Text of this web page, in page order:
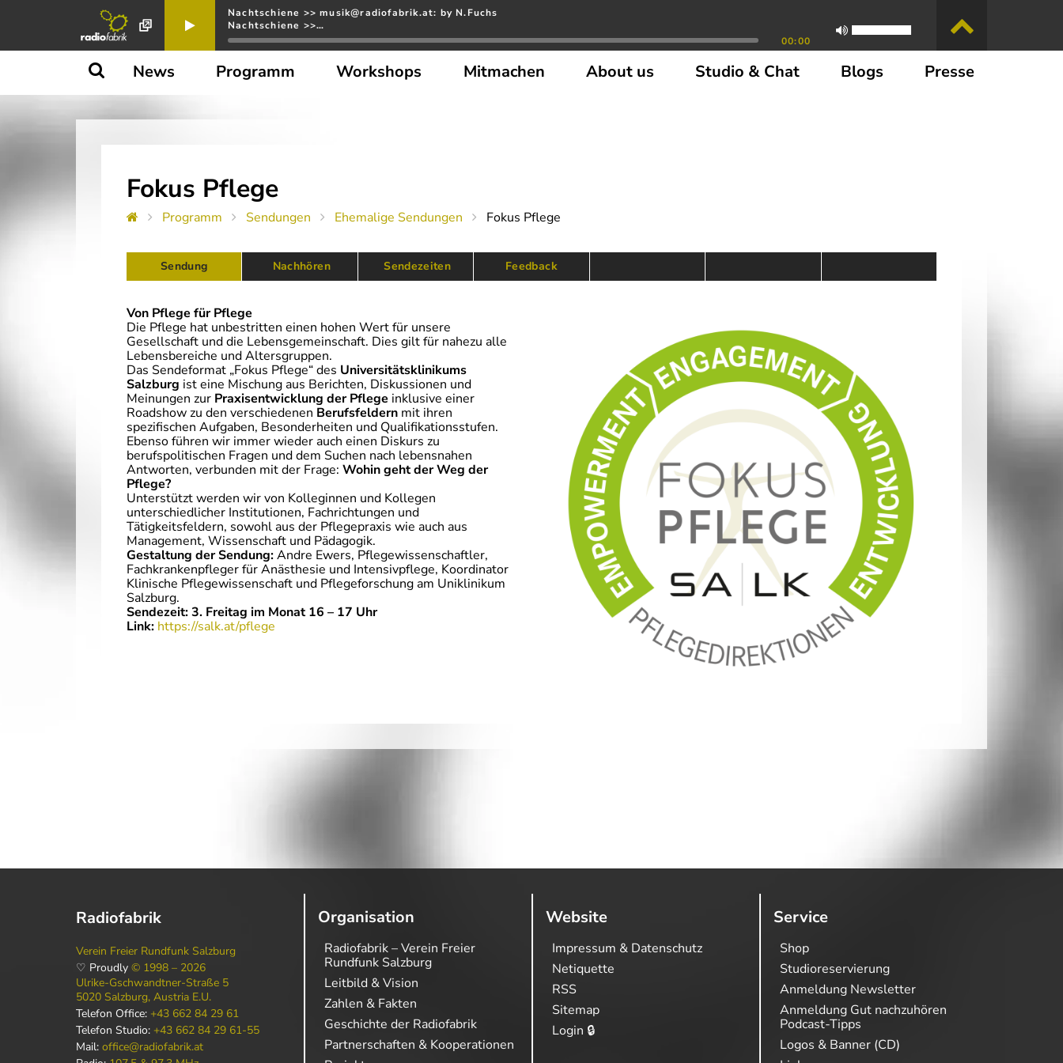
Nachtschiene >> musik@radiofabrik.at: by N.Fuchs
Nachtschiene >>…
00:00
News Programm Workshops Mitmachen About us Studio & Chat Blogs Presse
Fokus Pflege
Programm Sendungen Ehemalige Sendungen Fokus Pflege
Sendung Nachhören Sendezeiten Feedback
Von Pflege für Pflege
Die Pflege hat unbestritten einen hohen Wert für unsere
Gesellschaft und die Lebensgemeinschaft. Dies gilt für nahezu alle
Lebensbereiche und Altersgruppen.
Das Sendeformat „Fokus Pflege“ des Universitätsklinikums
Salzburg ist eine Mischung aus Berichten, Diskussionen und
Meinungen zur Praxisentwicklung der Pflege inklusive einer
Roadshow zu den verschiedenen Berufsfeldern mit ihren
spezifischen Aufgaben, Besonderheiten und Qualifikationsstufen.
Ebenso führen wir immer wieder auch einen Diskurs zu
berufspolitischen Fragen und dem Suchen nach lebensnahen
Antworten, verbunden mit der Frage: Wohin geht der Weg der
Pflege?
Unterstützt werden wir von Kolleginnen und Kollegen
unterschiedlicher Institutionen, Fachrichtungen und
Tätigkeitsfeldern, sowohl aus der Pflegepraxis wie auch aus
Management, Wissenschaft und Pädagogik.
Gestaltung der Sendung:Andre Ewers, Pflegewissenschaftler,
Fachkrankenpfleger für Anästhesie und Intensivpflege, Koordinator
Klinische Pflegewissenschaft und Pflegeforschung am Uniklinikum
Salzburg.
Sendezeit: 3. Freitag im Monat 16 – 17 Uhr
Link: https://salk.at/pflege
Radiofabrik
Verein Freier Rundfunk Salzburg
♡ Proudly © 1998 – 2026
Ulrike-Gschwandtner-Straße 5
5020 Salzburg, Austria E.U.
Telefon Office: +43 662 84 29 61
Telefon Studio: +43 662 84 29 61-55
Mail: office@radiofabrik.at
Organisation
Radiofabrik – Verein Freier
Rundfunk Salzburg
Leitbild & Vision
Zahlen & Fakten
Geschichte der Radiofabrik
Partnerschaften & Kooperationen
Website
Impressum & Datenschutz
Netiquette
RSS
Sitemap
Login 🔒
Service
Shop
Studioreservierung
Anmeldung Newsletter
Anmeldung Gut nachzuhören
Podcast-Tipps
Logos & Banner (CD)